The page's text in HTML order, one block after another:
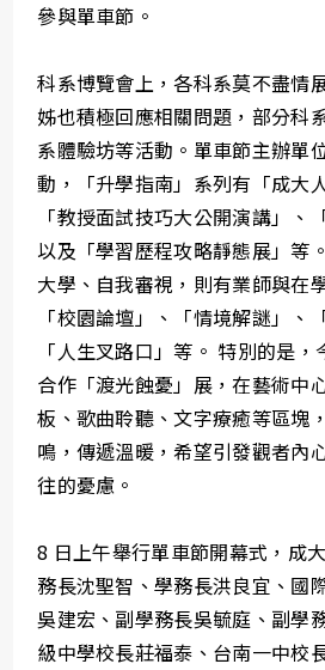
參與單車節。
科系博覽會上，各科系莫不盡情
姊也積極回應相關問題，部分科
系體驗坊等活動。單車節主辦單
動，「升學指南」系列有「成大
「教授面試技巧大公開演講」、
以及「學習歷程攻略靜態展」等
大學、自我審視，則有業師與在
「校園論壇」、「情境解謎」、
「人生叉路口」等。 特別的是
合作「渡光蝕憂」展，在藝術中
板、歌曲聆聽、文字療癒等區塊
鳴，傳遞溫暖，希望引發觀者內
往的憂慮。
8 日上午舉行單車節開幕式，成
務長沈聖智、學務長洪良宜、國
吳建宏、副學務長吳毓庭、副學
級中學校長莊福泰、台南一中校